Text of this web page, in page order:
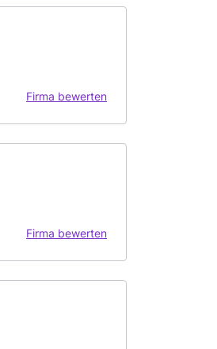
Firma bewerten
Firma bewerten